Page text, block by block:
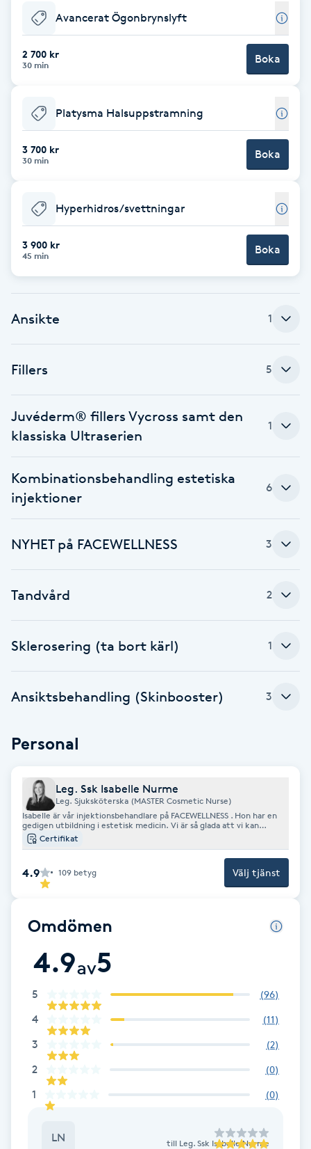
Face framing
Faceliftmassage
Fet hårbotten
Fibromassage
Fillers
Fotsvamp
Fotvård
Fransborttagning
Fransfärgning
Fransförlängning
Fransförlängning Volym
Fransrengöring
Friskvård
Friskvårdsmassage
Frisör
Funktionsanalys
Gel naglar
Gelenaglar
Avancerat Ögonbrynslyft
2 700 kr
30 min Boka
Platysma Halsuppstramning
3 700 kr
30 min Boka
Hyperhidros/svettningar
3 900 kr
45 min Boka
Ansikte 1
Fillers 5
Juvéderm® fillers Vycross samt den
klassiska Ultraserien
1
Kombinationsbehandling estetiska
injektioner
6
NYHET på FACEWELLNESS 3
Tandvård 2
Sklerosering (ta bort kärl) 1
Ansiktsbehandling (Skinbooster) 3
Personal
Leg. Ssk Isabelle Nurme
Leg. Sjuksköterska (MASTER Cosmetic Nurse)
Isabelle är vår injektionsbehandlare på FACEWELLNESS . Hon har en
gedigen utbildning i estetisk medicin. Vi är så glada att vi kan
erbjuda dig denna spetskompetens. Hon har gått sin utbildning i
flera steg hos Doktor K i Stockholm. https://doctorkacademy.se/ -
Certifikat
4.9 109 betyg Välj tjänst
Omdömen
4.9av5
5 (96)
4 (11)
3 (2)
2 (0)
1 (0)
LN till Leg. Ssk Isabelle Nurme